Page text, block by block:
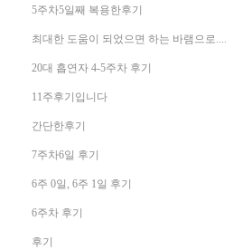
5주차5일째 복용한후기
최대한 도움이 되었으면 하는 바램으로....
20대 흡연자 4-5주차 후기
11주후기입니다
간단한후기
7주차6일 후기
6주 0일, 6주 1일 후기
6주차 후기
후기